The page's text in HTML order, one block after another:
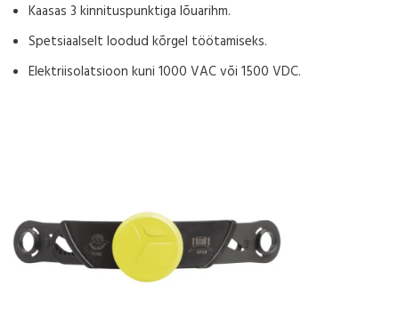
Kaasas 3 kinnituspunktiga lõuarihm.
Spetsiaalselt loodud kõrgel töötamiseks.
Elektriisolatsioon kuni 1000 VAC või 1500 VDC.